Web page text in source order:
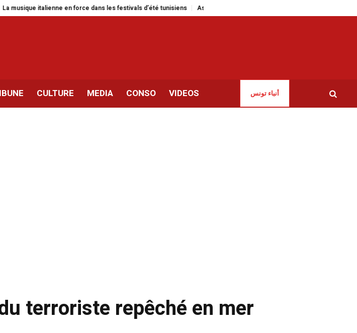
italienne en force dans les festivals d’été tunisiens Aswat Nissa lance une plateforme numérique sur le féminicide
CULTURE MEDIA CONSO VIDEOS أنباء تونس
terroriste repêché en mer